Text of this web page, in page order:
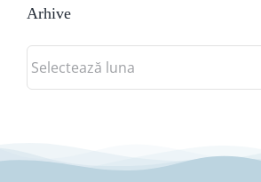
Arhive
Arhive